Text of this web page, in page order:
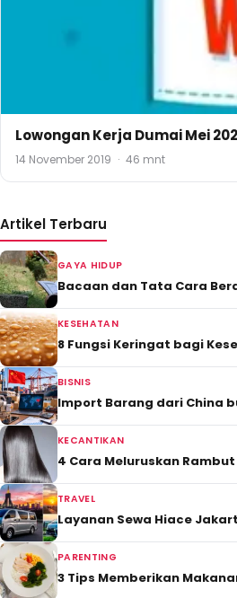
Lowongan Kerja Dumai Mei
14 November 2019 · 46 mnt
Artikel Terbaru
GAYA HIDUP
Bacaan dan Tata Cara
KESEHATAN
8 Fungsi Keringat bagi
BISNIS
Import Barang dari China
KECANTIKAN
4 Cara Meluruskan
TRAVEL
Layanan Sewa Hiace
PARENTING
3 Tips Memberikan